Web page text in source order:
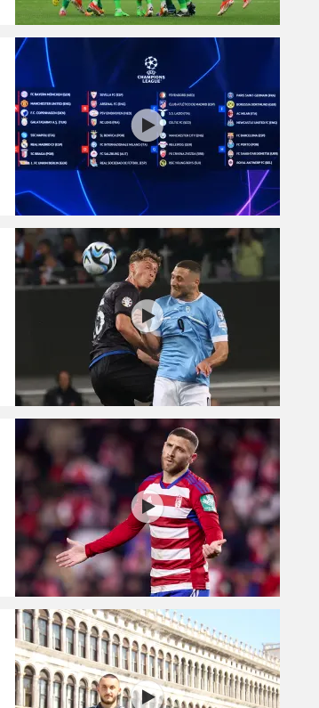
לוח דרושים – ג'ובנט
תגיות
המגזין